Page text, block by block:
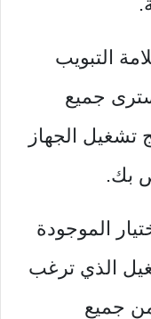
التبويب
جميع
تشغيل الجهاز
بك.
الموجودة
الذي ترغب
من جميع